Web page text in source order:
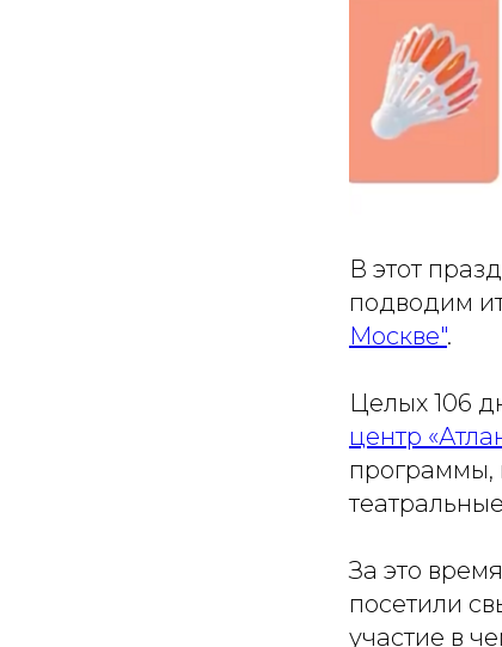
В этот
подводим
Москве".
Целых 106
центр
программы,
За это
посетили
участие в